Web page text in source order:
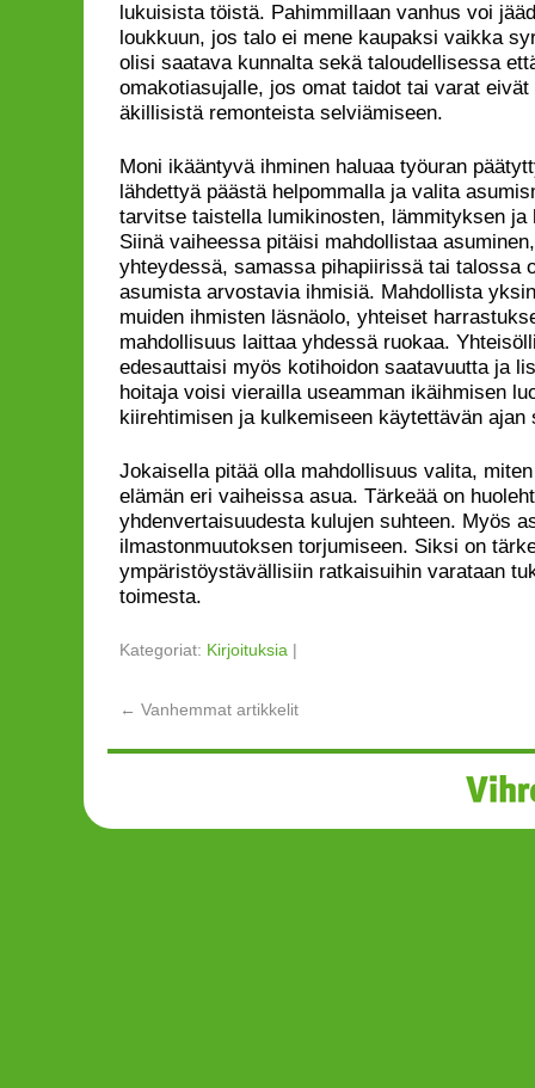
lukuisista töistä. Pahimmillaan vanhus voi
loukkuun, jos talo ei mene kaupaksi vaikka
olisi saatava kunnalta sekä taloudellisessa
omakotiasujalle, jos omat taidot tai varat
äkillisistä remonteista selviämiseen.
Moni ikääntyvä ihminen haluaa työuran
lähdettyä päästä helpommalla ja valita
tarvitse taistella lumikinosten, lämmityksen ja
Siinä vaiheessa pitäisi mahdollistaa
yhteydessä, samassa pihapiirissä tai talossa
asumista arvostavia ihmisiä. Mahdollista
muiden ihmisten läsnäolo, yhteiset
mahdollisuus laittaa yhdessä ruokaa.
edesauttaisi myös kotihoidon saatavuutta ja
hoitaja voisi vierailla useamman ikäihmisen
kiirehtimisen ja kulkemiseen käytettävän ajan
Jokaisella pitää olla mahdollisuus valita,
elämän eri vaiheissa asua. Tärkeää on
yhdenvertaisuudesta kulujen suhteen. Myös
ilmastonmuutoksen torjumiseen. Siksi on
ympäristöystävällisiin ratkaisuihin varataan
toimesta.
Kategoriat: Kirjoituksia |
← Vanhemmat artikkelit